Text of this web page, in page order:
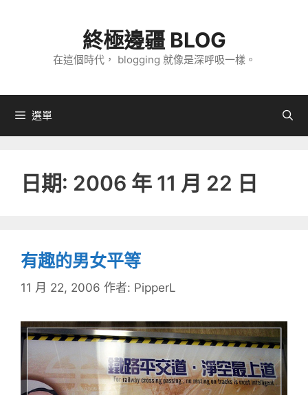
內
終極邊疆 BLOG
在這個時代， blogging 就像是深呼吸一樣。
選單
日期: 2006 年 11 月 22 日
有趣的男女平等
11 月 22, 2006 作者: PipperL